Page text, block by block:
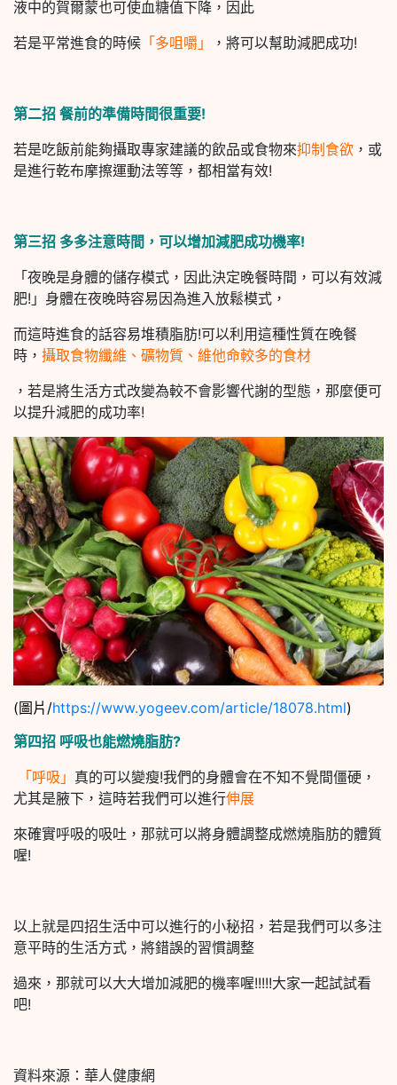
液中的賀爾蒙也可使血糖值下降，因此
若是平常進食的時候 「多咀嚼」 ，將可以幫助減肥成功!
第二招 餐前的準備時間很重要!
若是吃飯前能夠攝取專家建議的飲品或食物來抑制食欲 ，或
是進行乾布摩擦運動法等等，都相當有效!
第三招 多多注意時間，可以增加減肥成功機率!
「夜晚是身體的儲存模式，因此決定晚餐時間，可以有效減
肥!」身體在夜晚時容易因為進入放鬆模式，
而這時進食的話容易堆積脂肪!可以利用這種性質在晚餐
時， 攝取食物纖維、礦物質、維他命較多的食材
，若是將生活方式改變為較不會影響代謝的型態，那麼便可
以提升減肥的成功率!
(圖片/https://www.yogeev.com/article/18078.html)
第四招 呼吸也能燃燒脂肪?
「呼吸」 真的可以變瘦!我們的身體會在不知不覺間僵硬，
尤其是腋下，這時若我們可以進行伸展
來確實呼吸的吸吐，那就可以將身體調整成燃燒脂肪的體質
喔!
以上就是四招生活中可以進行的小秘招，若是我們可以多注
意平時的生活方式，將錯誤的習慣調整
過來，那就可以大大增加減肥的機率喔!!!!!大家一起試試看
吧!
資料來源：華人健康網